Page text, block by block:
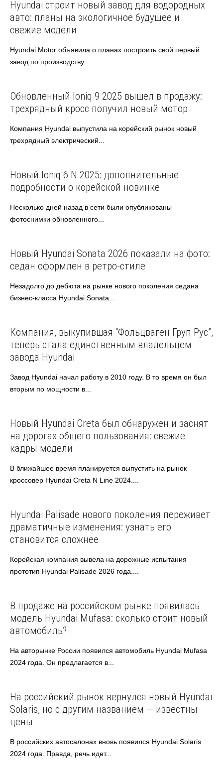
Hyundai строит новый завод для водородных
авто: планы на экологичное будущее и
свежие модели
Hyundai Motor объявила о планах построить свой первый
завод по производству...
Hyundai Автоновости
Обновленный Ioniq 9 2025 вышел в продажу:
трехрядный кросс получил новый мотор
Компания Hyundai выпустила на корейский рынок новый
трехрядный электрический...
Hyundai Автоновости
Новый Ioniq 6 N 2025: дополнительные
подробности о корейской новинке
Несколько дней назад в сети были опубликованы
фотоснимки обновленного...
Hyundai Автоновости
Новый Hyundai Sonata 2026 показали на фото:
седан оформлен в ретро-стиле
Незадолго до дебюта на рынке нового поколения седана
бизнес-класса Hyundai Sonata...
Hyundai
Компания, выкупившая “Фольцваген Груп Рус”,
теперь стала единственным владельцем
завода Hyundai
Завод Hyundai начал работу в 2010 году. В то время он был
вторым по мощности в...
Hyundai Автоновости
Новый Hyundai Creta был обнаружен и заснят
на дорогах общего пользования: свежие
кадры модели
В ближайшее время планируется выпустить на рынок
кроссовер Hyundai Creta N Line 2024....
Hyundai Автоновости
Hyundai Palisade нового поколения переживет
драматичные изменения: узнать его
становится сложнее
Корейская компания вывела на дорожные испытания
прототип Hyundai Palisade 2026 года....
Hyundai
В продаже на российском рынке появилась
модель Hyundai Mufasa: сколько стоит новый
автомобиль?
На авторынке России появился автомобиль Hyundai Mufasa
2024 года. Он предлагается в...
Hyundai Автоновости
На российский рынок вернулся новый Hyundai
Solaris, но с другим названием — известны
цены
В российских автосалонах вновь появился Hyundai Solaris
2024 года. Правда, речь идет...